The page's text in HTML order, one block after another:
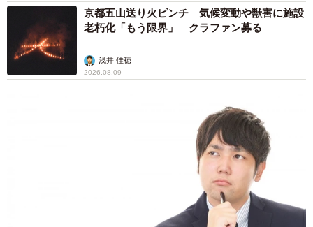
京都五山送り火ピンチ 気候変動や獣害に施設
老朽化「もう限界」 クラファン募る
浅井 佳穂
2026.08.09